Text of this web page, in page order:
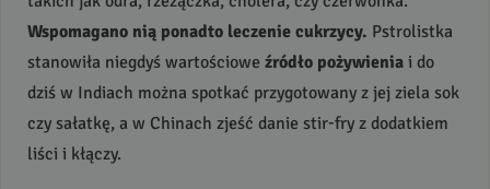
Wspomagano nią ponadto leczenie cukrzycy. Pstrolistka
stanowiła niegdyś wartościowe źródło pożywienia i do
dziś w Indiach można spotkać przygotowany z jej ziela sok
czy sałatkę, a w Chinach zjeść danie stir-fry z dodatkiem
liści i kłączy.